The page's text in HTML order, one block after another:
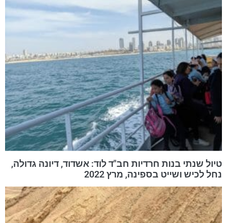
טיול שנתי בנות חרדיות חב"ד לוד: אשדוד, דיונה גדולה,
נחל לכיש ושייט בספינה, מרץ 2022